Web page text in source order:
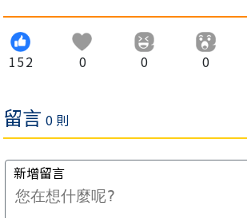
152 0 0 0